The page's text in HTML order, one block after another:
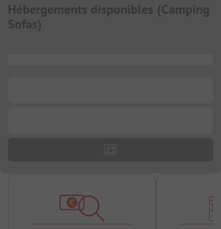
Hébergements disponibles (Camping
Sofas)